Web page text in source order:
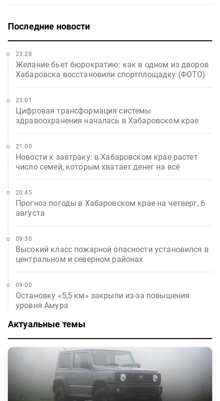
Последние новости
Желание бьет бюрократию: как в одном из дворов
Хабаровска восстановили спортплощадку (ФОТО)
23:28
Цифровая трансформация системы
здравоохранения началась в Хабаровском крае
23:01
Новости к завтраку: в Хабаровском крае растет
число семей, которым хватает денег на всё
21:00
Прогноз погоды в Хабаровском крае на четверг, 6
августа
20:45
Высокий класс пожарной опасности установился в
центральном и северном районах
09:30
Остановку «5,5 км» закрыли из-за повышения
уровня Амура
09:00
Актуальные темы